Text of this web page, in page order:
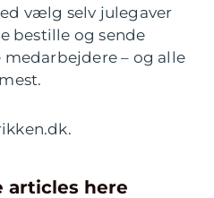
vælg selv julegaver
bestille og sende
– og alle
articles here